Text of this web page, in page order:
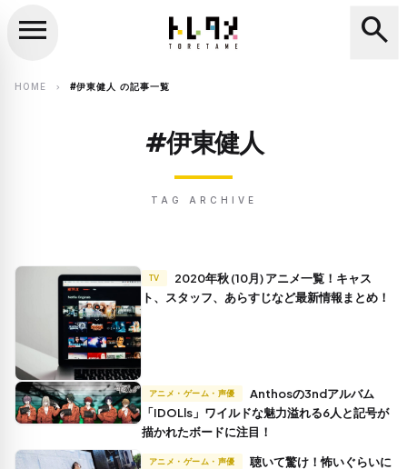
search
menu search
HOME chevron_right #伊東健人 の記事一覧
#伊東健人
TAG ARCHIVE
TV
ト、スタッフ、あらすじなど最新情報まとめ！
アニメ・ゲーム・声優
「IDOLls」ワイルドな魅力溢れる6人と記号が
描かれたボードに注目！
アニメ・ゲーム・声優